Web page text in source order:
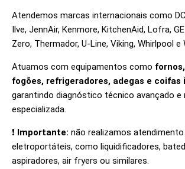
Atendemos marcas internacionais como
Ilve, JennAir, Kenmore, KitchenAid, Lofra,
Zero, Thermador, U-Line, Viking, Whirlpool e
Atuamos com equipamentos como
fogões, refrigeradores, adegas e coifas
garantindo diagnóstico técnico avançado e
especializada.
❗ Importante: não realizamos
eletroportáteis, como liquidificadores,
aspiradores, air fryers ou similares.